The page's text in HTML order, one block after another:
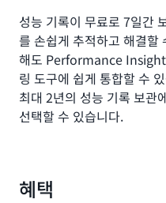
성능 기록이 무료로 7일간
를 손쉽게 추적하고 해결할
해도 Performance
링 도구에 쉽게 통합할 수
최대 2년의 성능 기록 보관
선택할 수 있습니다.
혜택